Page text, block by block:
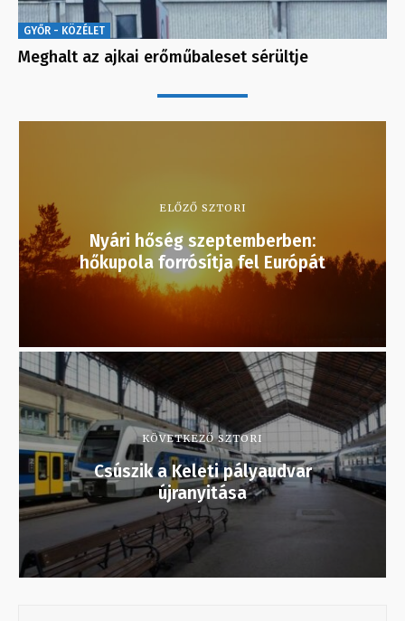
GYŐR - KÖZÉLET
Meghalt az ajkai erőműbaleset sérültje
ELŐZŐ SZTORI
Nyári hőség szeptemberben:
hőkupola forrósítja fel Európát
KÖVETKEZŐ SZTORI
Csúszik a Keleti pályaudvar
újranyitása